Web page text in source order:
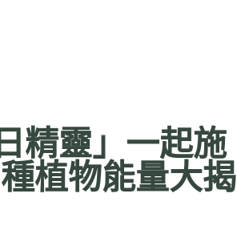
精靈」一起施
植物能量大揭